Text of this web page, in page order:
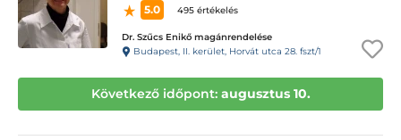
5.0
495 értékelés
Dr. Szűcs Enikő magánrendelése
Budapest, II. kerület, Horvát utca 28. fszt/1
Következő időpont: augusztus 10.